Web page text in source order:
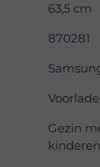
63,5 cm
870281
Gezin
kinderen